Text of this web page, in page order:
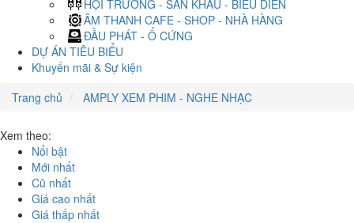
HỘI TRƯỜNG - SÂN KHẤU - BIỂU DIỄN
ÂM THANH CAFE - SHOP - NHÀ HÀNG
ĐẦU PHÁT - Ổ CỨNG
DỰ ÁN TIÊU BIỂU
Khuyến mãi & Sự kiện
Trang chủ
AMPLY XEM PHIM - NGHE NHẠC
Xem theo:
Nổi bật
Mới nhất
Cũ nhất
Giá cao nhất
Giá thấp nhất